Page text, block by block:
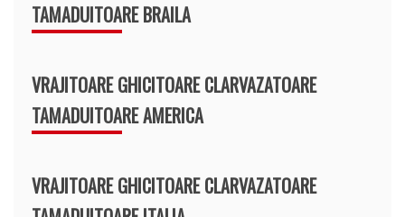
TAMADUITOARE BRAILA
VRAJITOARE GHICITOARE CLARVAZATOARE
TAMADUITOARE AMERICA
VRAJITOARE GHICITOARE CLARVAZATOARE